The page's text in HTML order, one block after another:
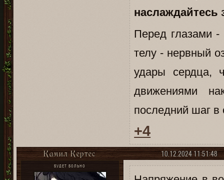
Перед глазами
телу - нервный
удары сердца,
движениями
последний шаг в
+4
10.12.2024 11:51:48
Камил Кертес
БУДЕТ БОЛЬНО